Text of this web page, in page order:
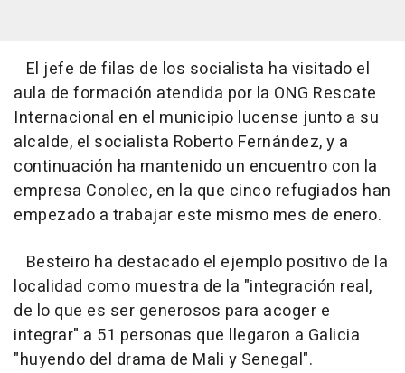
El jefe de filas de los socialista ha visitado el
aula de formación atendida por la ONG Rescate
Internacional en el municipio lucense junto a su
alcalde, el socialista Roberto Fernández, y a
continuación ha mantenido un encuentro con la
empresa Conolec, en la que cinco refugiados han
empezado a trabajar este mismo mes de enero.
Besteiro ha destacado el ejemplo positivo de la
localidad como muestra de la "integración real,
de lo que es ser generosos para acoger e
integrar" a 51 personas que llegaron a Galicia
"huyendo del drama de Mali y Senegal".